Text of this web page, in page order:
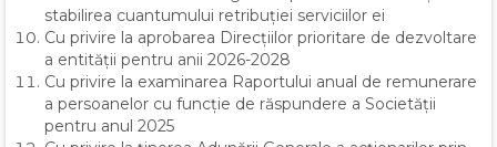
stabilirea cuantumului retribuției serviciilor ei
Cu privire la aprobarea Direcțiilor prioritare de dezvoltare
a entității pentru anii 2026-2028
Cu privire la examinarea Raportului anual de remunerare
a persoanelor cu funcție de răspundere a Societății
pentru anul 2025